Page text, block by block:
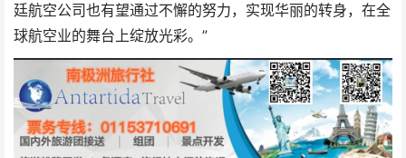
廷航空公司也有望通过不懈的努力，实现华丽的转身，在全
球航空业的舞台上绽放光彩。”